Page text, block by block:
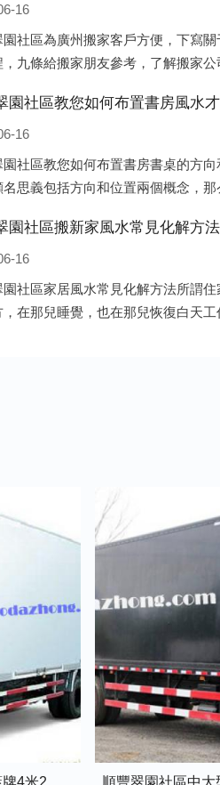
16
園社區為廣州搬家客戶方便，下寫
，九條給搬家朋友參考，了解搬家
話咨詢，初步了解客戶搬 家
園社區教您如何布置書房風水
16
園社區教您如何布置書房書桌的方
名思義包括方向和位置兩個概念，
將書桌也向著門放置即可；這
園社區搬新家風水常見化解方法
16
園社區家居風水常見化解方法所謂
，在那兒睡覺，也在那兒恢復白天